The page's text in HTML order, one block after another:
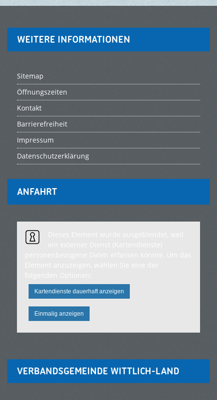
WEITERE INFORMATIONEN
Sitemap
Öffnungszeiten
Kontakt
Barrierefreiheit
Impressum
Datenschutzerklärung
ANFAHRT
Kartendienste dauerhaft anzeigen
Einmalig anzeigen
VERBANDSGEMEINDE WITTLICH-LAND